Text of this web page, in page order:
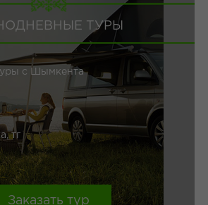
ТУРЫ
с Шымкента
тг
Заказать тур